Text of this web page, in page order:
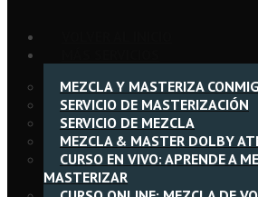
MEZCLA Y MASTERIZA
SERVICIO DE MASTERIZACIÓN
SERVICIO DE MEZCLA
MEZCLA & MASTER DOLBY
CURSO EN VIVO: APRENDE A
MASTERIZAR